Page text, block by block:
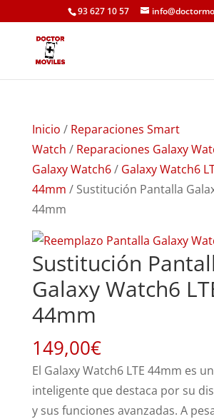
93 627 10 57
Inicio / Reparaciones Smart
Watch / Reparaciones Galaxy
Galaxy Watch6/ Galaxy Watch6
44mm / Sustitución Pantalla
44mm
Sustitución
Galaxy Watch6
44mm
149,00€
El Galaxy Watch6 LTE 44mm es
inteligente que destaca por su
y sus funciones avanzadas. A